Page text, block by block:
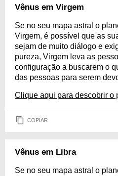
Vênus em Virgem
Se no seu mapa astral o
Virgem, é possível que as
sejam de muito diálogo e
pureza, Virgem leva as
configuração a buscarem o
das pessoas para serem
Clique aqui para descobrir o
COPIAR
Vênus em Libra
Se no seu mapa astral o